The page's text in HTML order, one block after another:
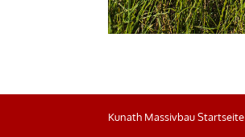
Kunath Massivbau Startseite